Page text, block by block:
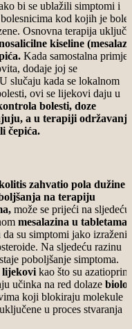
bi se ublažili simptomi i
kod kojih je
Osnovna terapija
kiseline
Kada samostalna
dodaje joj se
slučaju kada se lokalnom
ovi se lijekovi daju u
bolesti, doze
a u terapiji održavanja
čepića.
zahvatio pola dužine
na terapiju
može se prijeći na sljedeću
mesalazina u tabletama
su simptomi jako izraženi
Na sljedeću razinu
poboljšanje simptoma.
lijekovikao što su azatioprin
učinka na red dolaze
koji blokiraju molekule
u proces stvaranja